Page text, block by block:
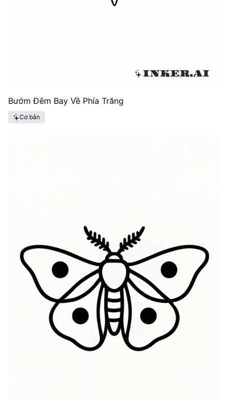
Bướm Đêm Bay Về Phía Trăng
Cơ bản